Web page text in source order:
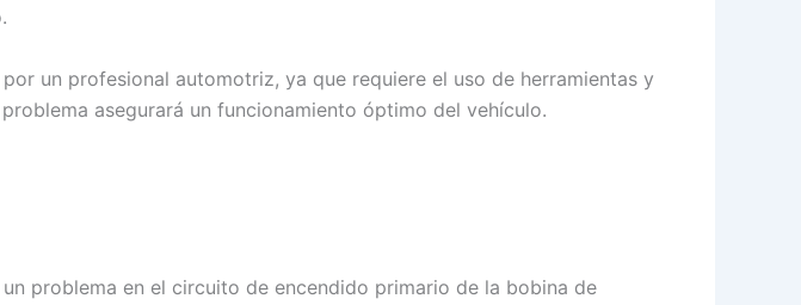
un profesional automotriz, ya que requiere el uso de herramientas y
asegurará un funcionamiento óptimo del vehículo.
problema en el circuito de encendido primario de la bobina de